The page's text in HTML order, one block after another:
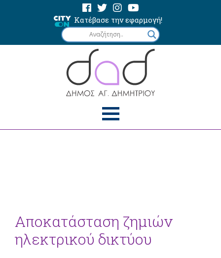
Κατέβασε την εφαρμογή!
Αποκατάσταση ζημιών
ηλεκτρικού δικτύου